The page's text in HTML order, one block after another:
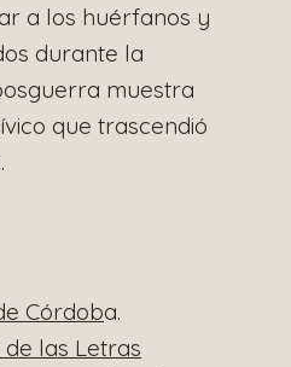
a los huérfanos y
durante la
muestra
que trascendió
Córdoba.
las Letras